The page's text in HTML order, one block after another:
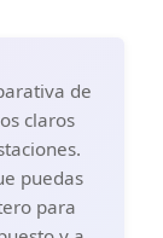
de
claros
puedas
para